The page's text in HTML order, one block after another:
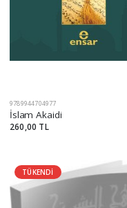
9789944704977
İslam Akaidi
260,00 TL
TÜKENDİ